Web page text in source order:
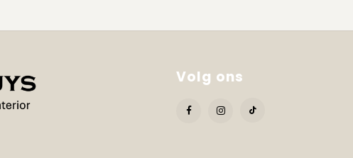
Volg ons